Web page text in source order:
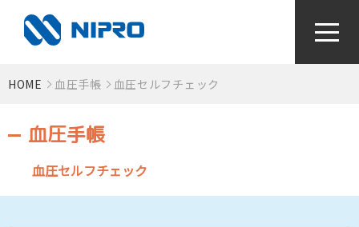
かかりつけ薬局をつくろう！
お薬と病気のなるほどライブラリ
視て！聴いて！知っとく健康動画
HOME 血圧手帳 血圧セルフチェック
血圧手帳
血圧セルフチェック